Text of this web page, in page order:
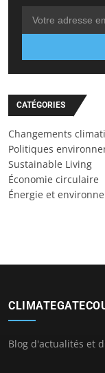
CATÉGORIES
Changements
Politiques
Sustainable Living
Économie circulaire
Énergie et
Blog d'actualités et